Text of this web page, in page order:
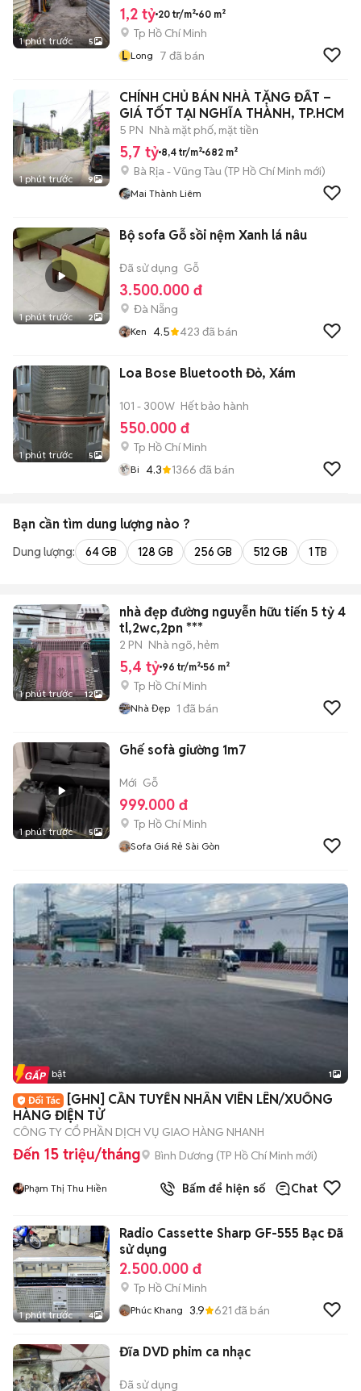
1 phút trước 5
1,2 tỷ 20 tr/m² 60 m²
Tp Hồ Chí Minh
L Long 7 đã bán
1 phút trước 9
CHÍNH CHỦ BÁN NHÀ TẶNG ĐẤT –
GIÁ TỐT TẠI NGHĨA THÀNH, TP.HCM
5 PN Nhà mặt phố, mặt tiền
5,7 tỷ 8,4 tr/m² 682 m²
Bà Rịa - Vũng Tàu (TP Hồ Chí Minh mới)
Mai Thành Liêm
1 phút trước 2
Bộ sofa Gỗ sồi nệm Xanh lá nâu
Đã sử dụng Gỗ
3.500.000 đ
Đà Nẵng
Ken 4.5 423 đã bán
1 phút trước 5
Loa Bose Bluetooth Đỏ, Xám
101 - 300W Hết bảo hành
550.000 đ
Tp Hồ Chí Minh
Bi 4.3 1366 đã bán
Bạn cần tìm dung lượng nào ?
Dung lượng: 64 GB 128 GB 256 GB 512 GB 1 TB
1 phút trước 12
nhà đẹp đường nguyễn hữu tiến 5 tỷ 4
tl,2wc,2pn ***
2 PN Nhà ngõ, hẻm
5,4 tỷ 96 tr/m² 56 m²
Tp Hồ Chí Minh
Nhà Đẹp 1 đã bán
1 phút trước 5
Ghế sofà giường 1m7
Mới Gỗ
999.000 đ
Tp Hồ Chí Minh
Sofa Giá Rẻ Sài Gòn
Tin nổi bật 1
[GHN] CẦN TUYỂN NHÂN VIÊN LÊN/XUỐNG
HÀNG ĐIỆN TỬ
CÔNG TY CỔ PHẦN DỊCH VỤ GIAO HÀNG NHANH
Đến 15 triệu/tháng Bình Dương (TP Hồ Chí Minh mới)
Phạm Thị Thu Hiền Bấm để hiện số Chat
1 phút trước 4
Radio Cassette Sharp GF-555 Bạc Đã
sử dụng
2.500.000 đ
Tp Hồ Chí Minh
Phúc Khang 3.9 621 đã bán
Đĩa DVD phim ca nhạc
Đã sử dụng